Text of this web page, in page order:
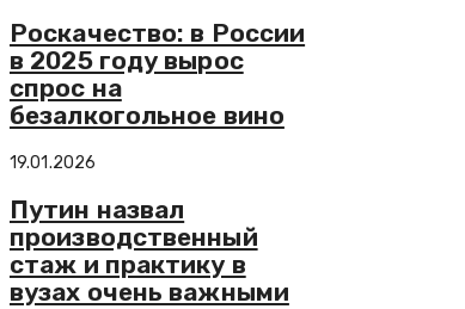
Роскачество: в России
в 2025 году вырос
спрос на
безалкогольное вино
19.01.2026
Путин назвал
производственный
стаж и практику в
вузах очень важными